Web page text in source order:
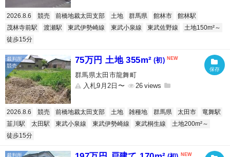
2026.8.6 競売 前橋地裁太田支部 土地 群馬県 館林市
館林駅
茂林寺前駅
渡瀬駅 東武伊勢崎線 東武小泉線 東武佐野線
土地150m²～
徒歩15分
75万円 土地 355m² (初)
群馬県太田市龍舞町
入札9月2日〜
26
2026.8.6 競売 前橋地裁太田支部 土地 雑種地 群馬県 太田市
竜舞駅
韮川駅
太田駅 東武小泉線 東武伊勢崎線 東武桐生線
土地200m²～
徒歩15分